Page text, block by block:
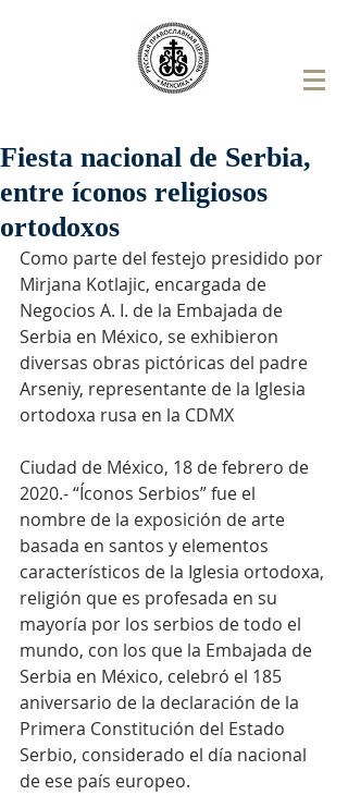
Fiesta nacional de Serbia,
entre íconos religiosos
ortodoxos
Como parte del festejo presidido por
Mirjana Kotlajic, encargada de
Negocios A. I. de la Embajada de
Serbia en México, se exhibieron
diversas obras pictóricas del padre
Arseniy, representante de la Iglesia
ortodoxa rusa en la CDMX
Ciudad de México, 18 de febrero de
2020.- “Íconos Serbios” fue el
nombre de la exposición de arte
basada en santos y elementos
característicos de la Iglesia ortodoxa,
religión que es profesada en su
mayoría por los serbios de todo el
mundo, con los que la Embajada de
Serbia en México, celebró el 185
aniversario de la declaración de la
Primera Constitución del Estado
Serbio, considerado el día nacional
de ese país europeo.